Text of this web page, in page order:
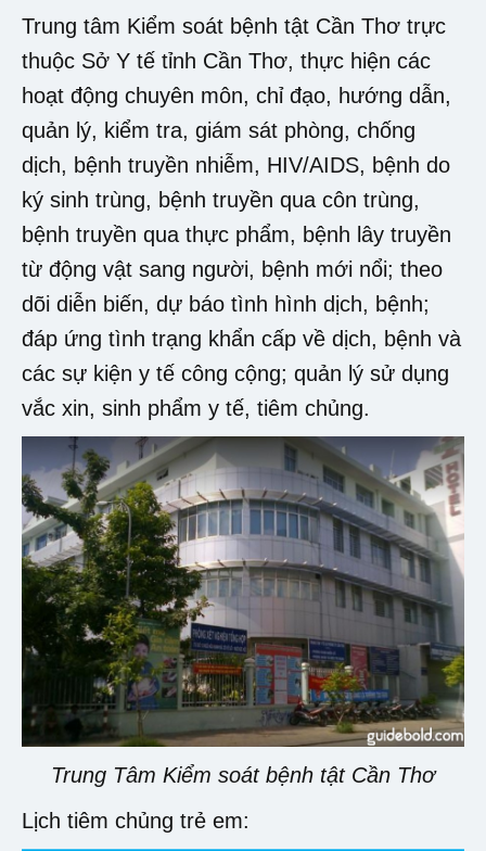
Trung tâm Kiểm soát bệnh tật Cần Thơ trực
thuộc Sở Y tế tỉnh Cần Thơ, thực hiện các
hoạt động chuyên môn, chỉ đạo, hướng dẫn,
quản lý, kiểm tra, giám sát phòng, chống
dịch, bệnh truyền nhiễm, HIV/AIDS, bệnh do
ký sinh trùng, bệnh truyền qua côn trùng,
bệnh truyền qua thực phẩm, bệnh lây truyền
từ động vật sang người, bệnh mới nổi; theo
dõi diễn biến, dự báo tình hình dịch, bệnh;
đáp ứng tình trạng khẩn cấp về dịch, bệnh và
các sự kiện y tế công cộng; quản lý sử dụng
vắc xin, sinh phẩm y tế, tiêm chủng.
Trung Tâm Kiểm soát bệnh tật Cần Thơ
Lịch tiêm chủng trẻ em: